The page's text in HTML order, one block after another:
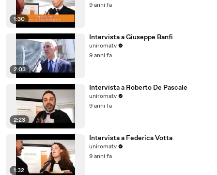
1:30
9 anni fa
2:03
Intervista a Giuseppe Banfi
uniromatv
9 anni fa
2:23
Intervista a Roberto De Pascale
uniromatv
9 anni fa
1:32
Intervista a Federica Votta
uniromatv
9 anni fa